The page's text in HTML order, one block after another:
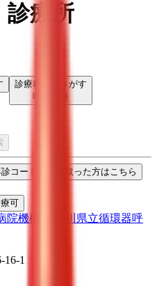
診療所
診療科からさがす
呼吸器科
コードを受け取った方はこちら
可
院機構 神奈川県立循環器呼
1